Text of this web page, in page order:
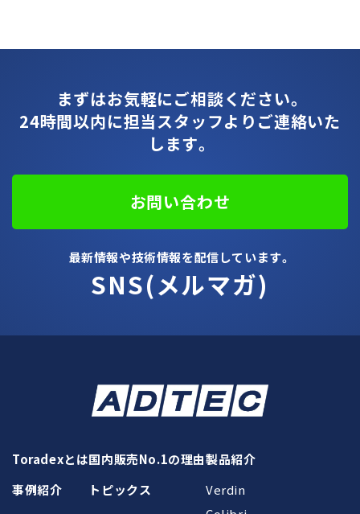
まずはお気軽にご相談ください。
24時間以内に担当スタッフよりご連絡いた
します。
お問い合わせ
最新情報や技術情報を配信しています。
SNS(メルマガ)
Toradexとは
事例紹介
国内販売No.1の理由
トピックス
製品紹介
Verdin